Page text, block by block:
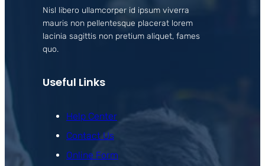
Nisl libero ullamcorper id ipsum viverra
mauris non pellentesque placerat lorem
lacinia sagittis non pretium aliquet, fames
quo.
Useful Links
Help Center
Contact Us
Online Form